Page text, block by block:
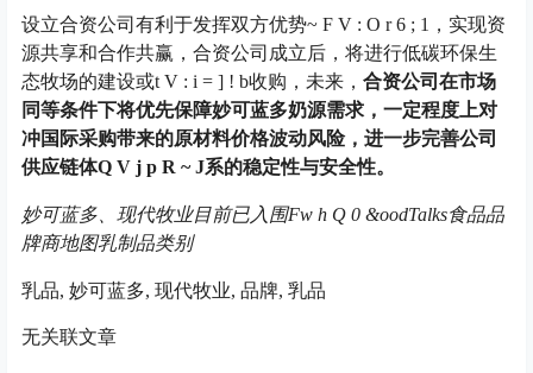
设立合资公司有利于发挥双方优势~ F V : O r 6 ; 1 ，实现资
源共享和合作共赢，合资公司成立后，将进行低碳环保生
态牧场的建设或t V : i = ] ! b收购，未来， 合资公司在市场
同等条件下将优先保障妙可蓝多奶源需求，一定程度上对
冲国际采购带来的原材料价格波动风险，进一步完善公司
供应链体Q V j p R ~ J系的稳定性与安全性。
妙可蓝多、现代牧业目前已入围Fw h Q 0 &oodTalks食品品
牌商地图乳制品类别
乳品, 妙可蓝多, 现代牧业, 品牌, 乳品
无关联文章